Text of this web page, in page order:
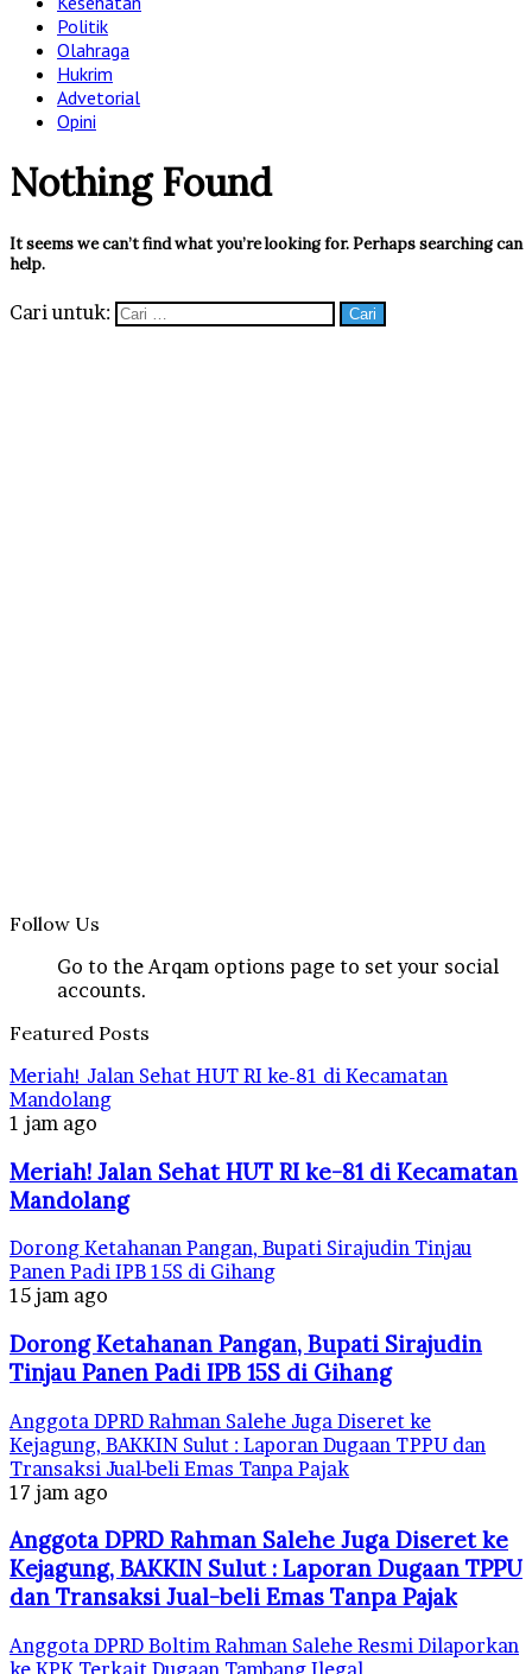
Politik
Olahraga
Hukrim
Advetorial
Opini
Nothing Found
It seems we can’t find what you’re looking for. Perhaps searching can
help.
Cari untuk:
Follow Us
Go to the Arqam options page to set your social
accounts.
Featured Posts
Meriah! Jalan Sehat HUT RI ke-81 di Kecamatan
Mandolang
1 jam ago
Meriah! Jalan Sehat HUT RI ke-81 di Kecamatan
Mandolang
Dorong Ketahanan Pangan, Bupati Sirajudin Tinjau
Panen Padi IPB 15S di Gihang
15 jam ago
Dorong Ketahanan Pangan, Bupati Sirajudin
Tinjau Panen Padi IPB 15S di Gihang
Anggota DPRD Rahman Salehe Juga Diseret ke
Kejagung, BAKKIN Sulut : Laporan Dugaan TPPU dan
Transaksi Jual-beli Emas Tanpa Pajak
17 jam ago
Anggota DPRD Rahman Salehe Juga Diseret ke
Kejagung, BAKKIN Sulut : Laporan Dugaan TPPU
dan Transaksi Jual-beli Emas Tanpa Pajak
Anggota DPRD Boltim Rahman Salehe Resmi Dilaporkan